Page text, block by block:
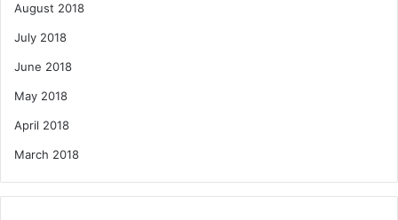
August 2018
July 2018
June 2018
May 2018
April 2018
March 2018